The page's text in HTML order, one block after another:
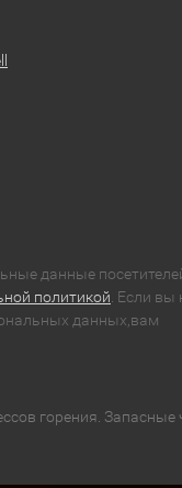
данные
политикой . Если вы
данных,вам
горения. Запасные